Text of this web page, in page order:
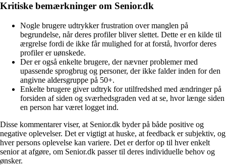
Kritiske bemærkninger om Senior.dk
Nogle brugere udtrykker frustration over manglen på
begrundelse, når deres profiler bliver slettet. Dette er en kilde til
ærgrelse fordi de ikke får mulighed for at forstå, hvorfor deres
profiler er uønskede.
Der er også enkelte brugere, der nævner problemer med
upassende sprogbrug og personer, der ikke falder inden for den
angivne aldersgruppe på 50+.
Enkelte brugere giver udtryk for utilfredshed med ændringer på
forsiden af siden og sværhedsgraden ved at se, hvor længe siden
en person har været logget ind.
Disse kommentarer viser, at Senior.dk byder på både positive og
negative oplevelser. Det er vigtigt at huske, at feedback er subjektiv, og
hver persons oplevelse kan variere. Det er derfor op til hver enkelt
senior at afgøre, om Senior.dk passer til deres individuelle behov og
ønsker.